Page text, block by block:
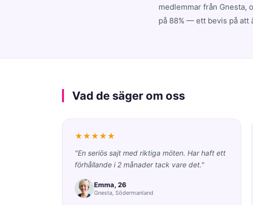
medlemmar från Gnesta,
på 88% — ett bevis på att
Vad de säger om oss
★★★★★
"En seriös sajt med riktiga möten. Har haft ett
förhållande i 2 månader tack vare det."
Emma, 26
Gnesta, Södermanland